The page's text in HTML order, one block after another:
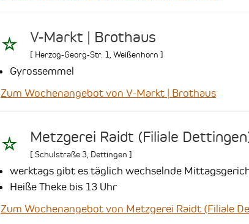
V-Markt | Brothaus
[ Herzog-Georg-Str. 1 Weißenhorn ]
Gyrossemmel
Zum Wochenangebot von V-Markt | Brothaus
Metzgerei Raidt (Filiale
[ Schulstraße 3 Dettingen ]
werktags gibt es täglich wechselnde
Heiße Theke bis 13 Uhr
Zum Wochenangebot von Metzgerei Raidt (Filiale